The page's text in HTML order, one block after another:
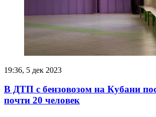
19:36, 5 дек 2023
В ДТП с бензовозом на Кубани
почти 20 человек